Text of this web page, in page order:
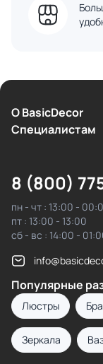
О BasicDecor
Cпециалистам
8 (800)
пн - чт : 13:00 -
пт : 13:00 - 13:00
сб - вс : 14:00 -
Популярные
Люстры Бра
Зеркала